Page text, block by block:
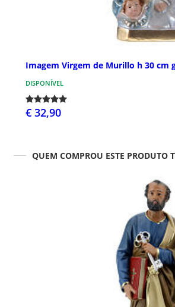
Imagem Virgem de Murillo h 30 cm
DISPONÍVEL
€ 32,90
QUEM COMPROU ESTE PRODUTO